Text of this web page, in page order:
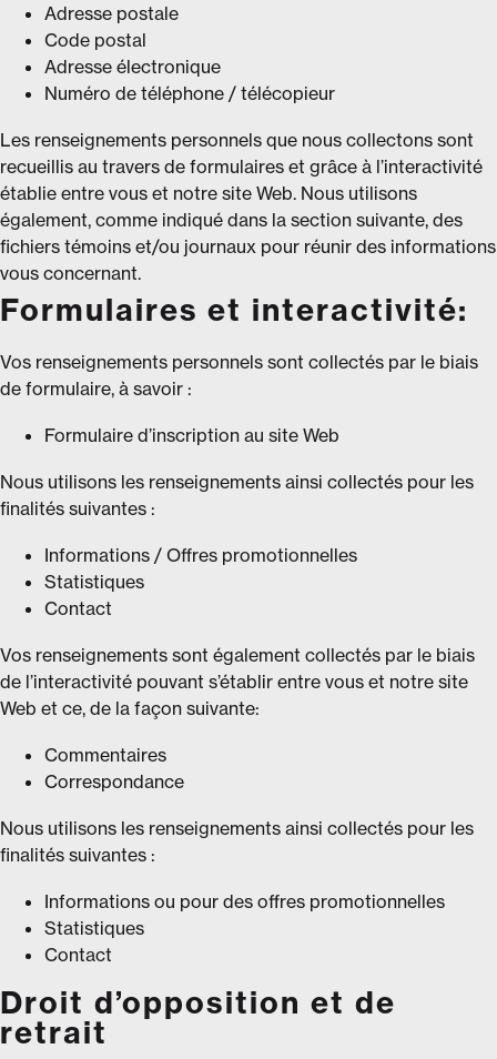
Adresse postale
Code postal
Adresse électronique
Numéro de téléphone / télécopieur
Les renseignements personnels que nous collectons sont
recueillis au travers de formulaires et grâce à l’interactivité
établie entre vous et notre site Web. Nous utilisons
également, comme indiqué dans la section suivante, des
fichiers témoins et/ou journaux pour réunir des informations
vous concernant.
Formulaires et interactivité:
Vos renseignements personnels sont collectés par le biais
de formulaire, à savoir :
Formulaire d’inscription au site Web
Nous utilisons les renseignements ainsi collectés pour les
finalités suivantes :
Informations / Offres promotionnelles
Statistiques
Contact
Vos renseignements sont également collectés par le biais
de l’interactivité pouvant s’établir entre vous et notre site
Web et ce, de la façon suivante:
Commentaires
Correspondance
Nous utilisons les renseignements ainsi collectés pour les
finalités suivantes :
Informations ou pour des offres promotionnelles
Statistiques
Contact
Droit d’opposition et de
retrait